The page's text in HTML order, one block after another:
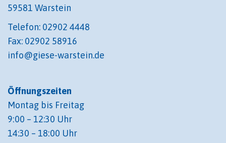
59581 Warstein
Telefon: 02902 4448
Fax: 02902 58916
info@giese-warstein.de
Öffnungszeiten
Montag bis Freitag
9:00 – 12:30 Uhr
14:30 – 18:00 Uhr